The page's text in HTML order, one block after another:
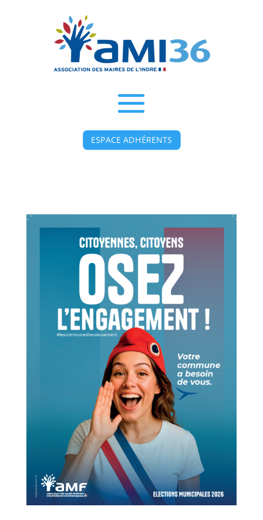
ESPACE ADHÉRENTS